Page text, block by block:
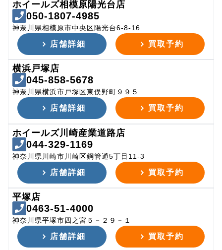
ホイールズ相模原陽光台店
050-1807-4985
神奈川県相模原市中央区陽光台6-8-16
店舗詳細 買取予約
横浜戸塚店
045-858-5678
神奈川県横浜市戸塚区東俣野町９９５
店舗詳細 買取予約
ホイールズ川崎産業道路店
044-329-1169
神奈川県川崎市川崎区鋼管通5丁目11-3
店舗詳細 買取予約
平塚店
0463-51-4000
神奈川県平塚市四之宮５－２９－１
店舗詳細 買取予約